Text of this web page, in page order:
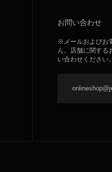
お問い合わせ
※メールおよびお
ん。店舗に関する
い合わせください。